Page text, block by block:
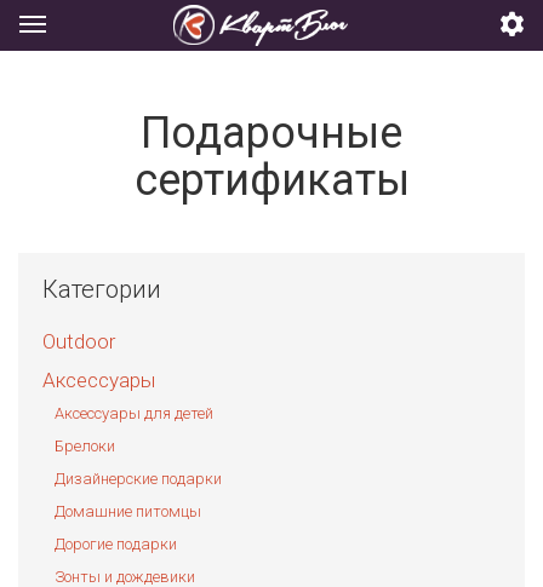
Подарочные
сертификаты
Категории
Outdoor
Аксессуары
Аксессуары для детей
Брелоки
Дизайнерские подарки
Домашние питомцы
Дорогие подарки
Зонты и дождевики